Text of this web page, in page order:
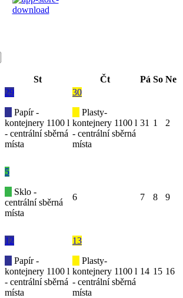
St Čt Pá So Ne
29
Papír -
kontejnery 1100 l
- centrální sběrná
místa
30
Plasty-
kontejnery 1100 l
- centrální sběrná
místa
31 1 2
5
Sklo -
centrální sběrná
místa
6 7 8 9
12
Papír -
kontejnery 1100 l
- centrální sběrná
místa
13
Plasty-
kontejnery 1100 l
- centrální sběrná
místa
14 15 16